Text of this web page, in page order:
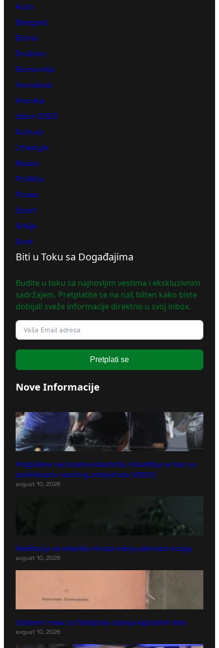
Auto
Beograd
Biznis
Društvo
Ekonomija
Horoskop
Hronika
Izbori 2023
Kultura
Lifestyle
Nauka
Politika
Posao
Sport
Srbija
Svet
Biti u Toku sa Događajima
Budite u toku sa najnovijim vestima i ekskluzivnim
sadržajem. Pretplatite se na naš bilten kako biste
dobijali sveže informacije direktno u svoj inbox.
Pretplati se
Nove Informacije
Proglašena nacionalna katastrofa, Kolumbija se bori sa
posledicama razornog zemljotresa (VIDEO)
avgust 10, 2026
Meditacija od nekoliko minuta menja aktivnost mozga
avgust 10, 2026
Odobren novac za fototipska izdanja kapitalnih dela
avgust 10, 2026